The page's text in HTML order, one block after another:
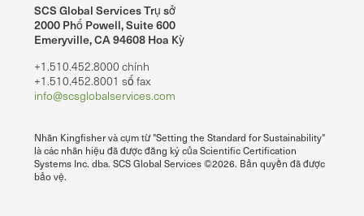
SCS Global Services Trụ sở
2000 Phố Powell, Suite 600
Emeryville, CA 94608 Hoa Kỳ
+1.510.452.8000 chính
+1.510.452.8001 số fax
info@scsglobalservices.com
Nhãn Kingfisher và cụm từ "Setting the Standard for Sustainability"
là các nhãn hiệu đã được đăng ký của Scientific Certification
Systems Inc. dba. SCS Global Services ©2026. Bản quyền đã được
bảo vệ.